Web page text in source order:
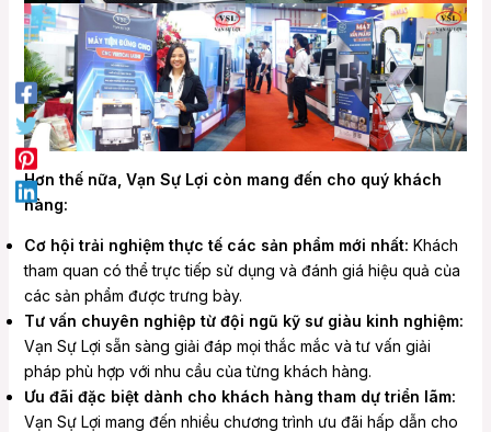
Hơn thế nữa, Vạn Sự Lợi còn mang đến cho quý khách
hàng:
Cơ hội trải nghiệm thực tế các sản phẩm mới nhất: Khách
tham quan có thể trực tiếp sử dụng và đánh giá hiệu quả của
các sản phẩm được trưng bày.
Tư vấn chuyên nghiệp từ đội ngũ kỹ sư giàu kinh nghiệm:
Vạn Sự Lợi sẵn sàng giải đáp mọi thắc mắc và tư vấn giải
pháp phù hợp với nhu cầu của từng khách hàng.
Ưu đãi đặc biệt dành cho khách hàng tham dự triển lãm:
Vạn Sự Lợi mang đến nhiều chương trình ưu đãi hấp dẫn cho